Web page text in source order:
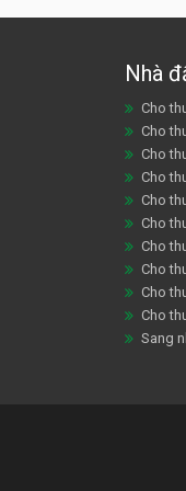
Nhà
Cho
Cho
Cho
Cho
Cho
Cho
Cho
Cho
Cho
Cho
Sang